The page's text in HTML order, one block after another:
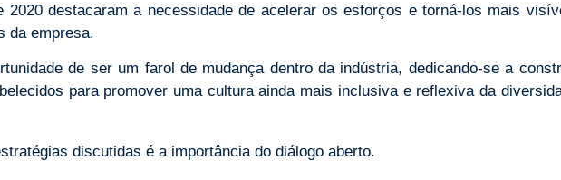
2020 destacaram a necessidade de acelerar os esforços e torná-los mais
da empresa.
de ser um farol de mudança dentro da indústria, dedicando-se a
para promover uma cultura ainda mais inclusiva e reflexiva da
discutidas é a importância do diálogo aberto.